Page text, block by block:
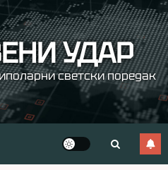
УДАР
светски поредак